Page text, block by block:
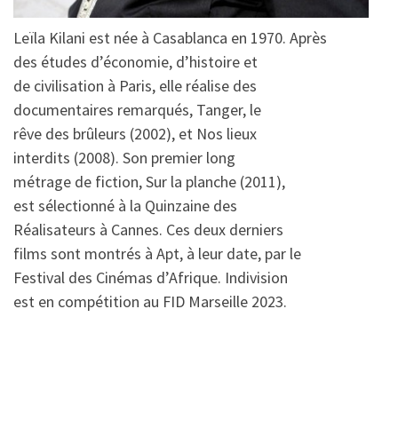
Leïla Kilani est née à Casablanca en 1970. Après
des études d’économie, d’histoire et
de civilisation à Paris, elle réalise des
documentaires remarqués, Tanger, le
rêve des brûleurs (2002), et Nos lieux
interdits (2008). Son premier long
métrage de fiction, Sur la planche (2011),
est sélectionné à la Quinzaine des
Réalisateurs à Cannes. Ces deux derniers
films sont montrés à Apt, à leur date, par le
Festival des Cinémas d’Afrique. Indivision
est en compétition au FID Marseille 2023.